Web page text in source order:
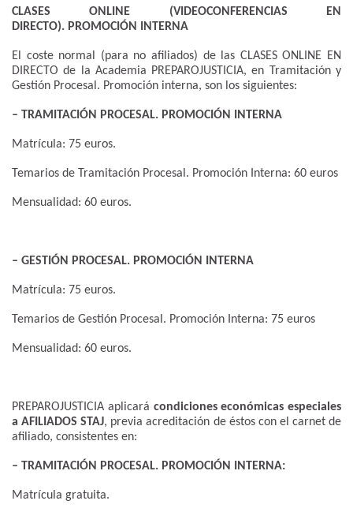
CLASES ONLINE (VIDEOCONFERENCIAS EN
DIRECTO). PROMOCIÓN INTERNA
El coste normal (para no afiliados) de las CLASES ONLINE EN
DIRECTO de la Academia PREPAROJUSTICIA, en Tramitación y
Gestión Procesal. Promoción interna, son los siguientes:
– TRAMITACIÓN PROCESAL. PROMOCIÓN INTERNA
Matrícula: 75 euros.
Temarios de Tramitación Procesal. Promoción Interna: 60 euros
Mensualidad: 60 euros.
– GESTIÓN PROCESAL. PROMOCIÓN INTERNA
Matrícula: 75 euros.
Temarios de Gestión Procesal. Promoción Interna: 75 euros
Mensualidad: 60 euros.
PREPAROJUSTICIA aplicará condiciones económicas especiales
a AFILIADOS STAJ, previa acreditación de éstos con el carnet de
afiliado, consistentes en:
– TRAMITACIÓN PROCESAL. PROMOCIÓN INTERNA:
Matrícula gratuita.